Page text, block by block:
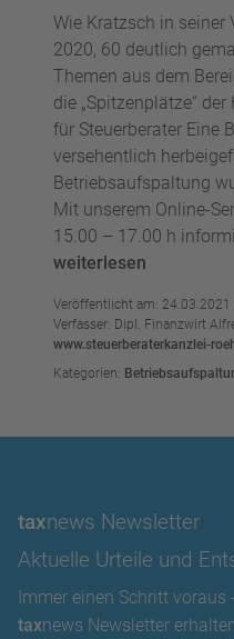
Wie Kratzsch in seiner
2020, 60 deutlich
Themen aus dem
die „Spitzenplätze“
für Steuerberater Eine
versehentlich
Betriebsaufspaltung
Mit unserem Online-
15.00 – 17.00 h
weiterlesen
Veröffentlicht am: 24.03.2021
Verfasser: Dipl. Finanzwirt
www.steuerberaterkanzlei-
Kategorien:
taxnews Newsletter
Aktuelle Urteile und
Immer einen Schritt
taxnews Newsletter